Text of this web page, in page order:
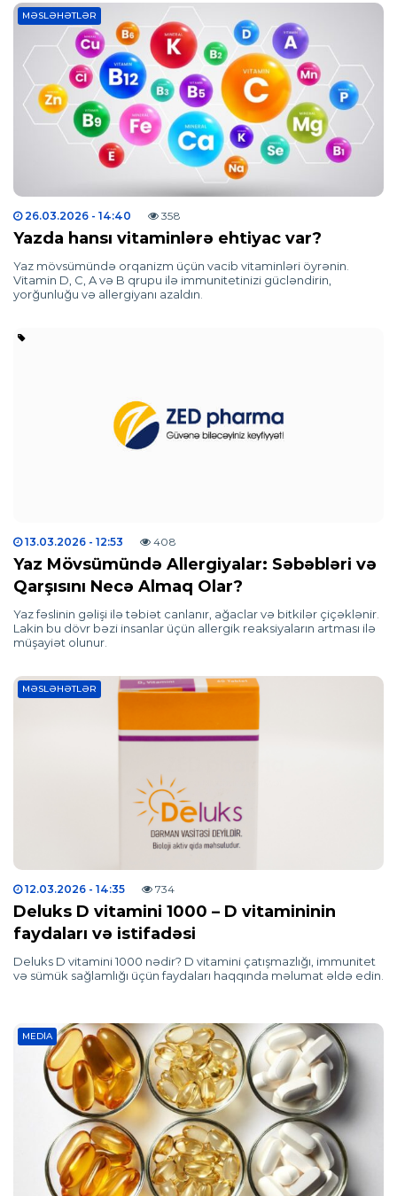
MƏSLƏHƏTLƏR
26.03.2026 - 14:40 358
Yazda hansı vitaminlərə ehtiyac var?
Yaz mövsümündə orqanizm üçün vacib vitaminləri öyrənin.
Vitamin D, C, A və B qrupu ilə immunitetinizi gücləndirin,
yorğunluğu və allergiyanı azaldın.
13.03.2026 - 12:53 408
Yaz Mövsümündə Allergiyalar: Səbəbləri və
Qarşısını Necə Almaq Olar?
Yaz fəslinin gəlişi ilə təbiət canlanır, ağaclar və bitkilər çiçəklənir.
Lakin bu dövr bəzi insanlar üçün allergik reaksiyaların artması ilə
müşayiət olunur.
MƏSLƏHƏTLƏR
12.03.2026 - 14:35 734
Deluks D vitamini 1000 – D vitamininin
faydaları və istifadəsi
Deluks D vitamini 1000 nədir? D vitamini çatışmazlığı, immunitet
və sümük sağlamlığı üçün faydaları haqqında məlumat əldə edin.
MEDIA